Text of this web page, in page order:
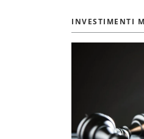
INVESTIMENTI